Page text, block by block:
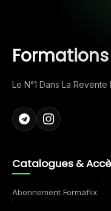
Le N°1 Dans La Revente
Catalogues &
Abonnement Formaflix